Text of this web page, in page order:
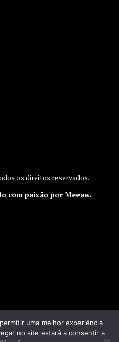
os direitos reservados.
com paixão por Meeaw.
uma melhor experiência
no site estará a consentir a